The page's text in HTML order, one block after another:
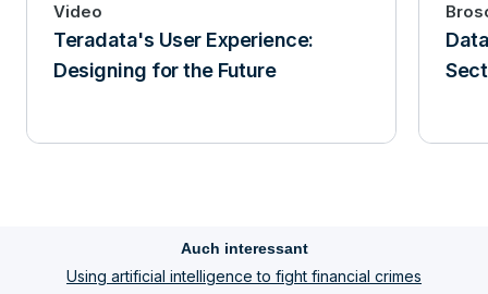
Video
Teradata's User Experience:
Designing for the Future
Auch interessant
Using artificial intelligence to fight financial crimes